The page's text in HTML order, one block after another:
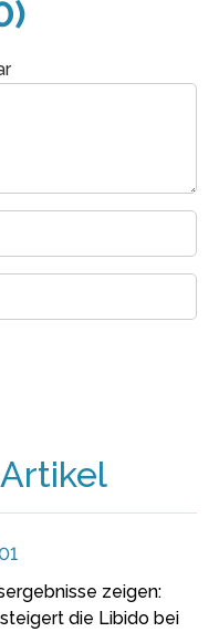
zeigen:
die Libido bei